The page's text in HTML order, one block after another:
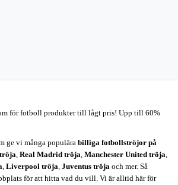
för fotboll produkter till lågt pris! Upp till 60%
ge vi många populära billiga fotbollströjor på
, Real Madrid tröja, Manchester United tröja,
, Liverpool tröja, Juventus tröja och mer. Så
för att hitta vad du vill. Vi är alltid här för